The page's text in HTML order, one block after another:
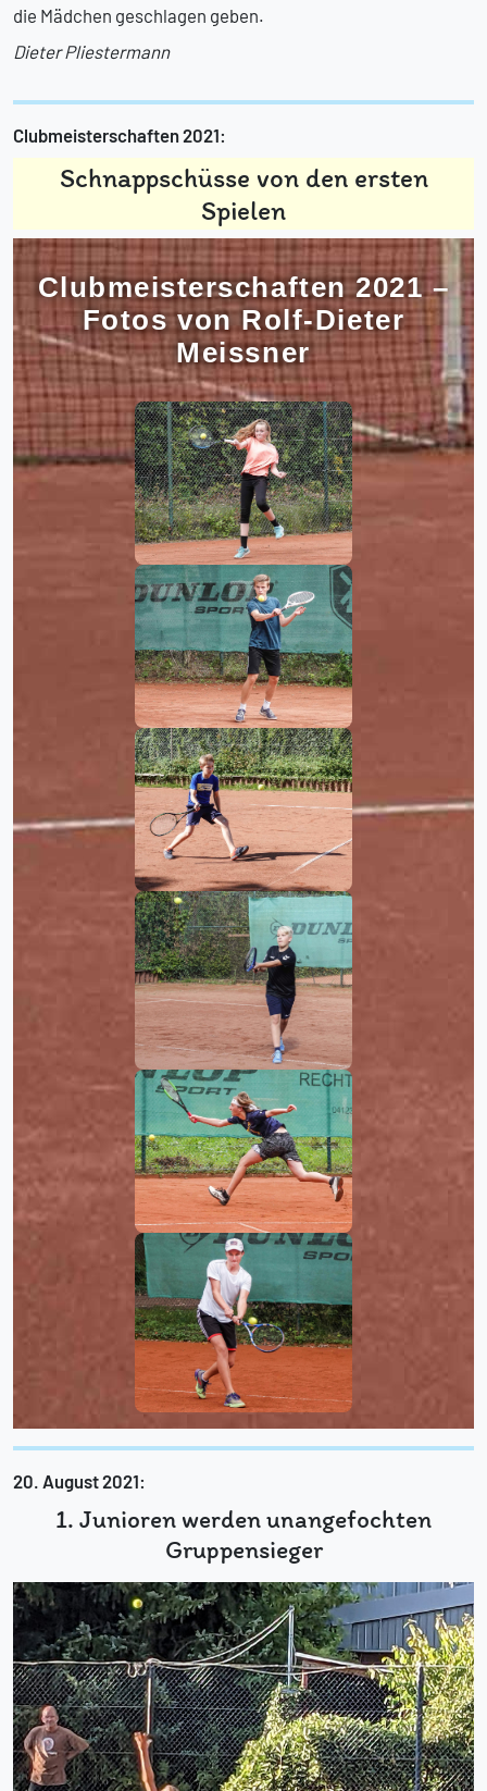
die Mädchen geschlagen geben.
Dieter Pliestermann
Clubmeisterschaften 2021:
Schnappschüsse von den ersten
Spielen
Clubmeisterschaften 2021 –
Fotos von Rolf-Dieter
Meissner
20. August 2021:
1. Junioren werden unangefochten
Gruppensieger